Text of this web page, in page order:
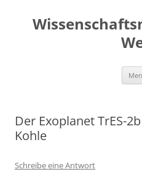
springen
Der Exoplanet TrES-
Kohle
Schreibe eine Antwort